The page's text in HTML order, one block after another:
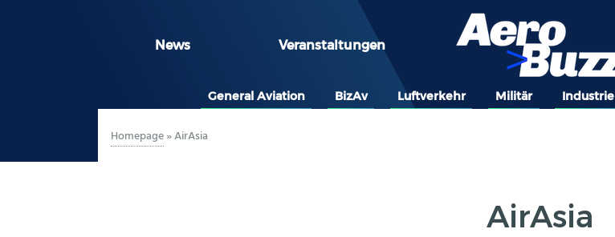
News Veranstaltungen
General Aviation BizAv Luftverkehr Militär Industrie
Homepage»AirAsia
AirAsia